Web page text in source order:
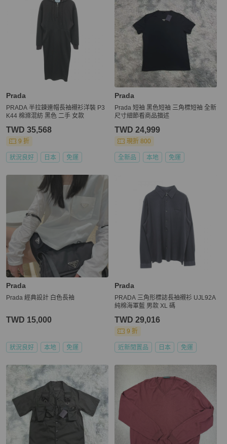
Prada
PRADA 半拉鍊連帽長袖襯衫洋裝 P3
K44 棉滌混紡 黑色 二手 女款
TWD 35,568
9 折
狀況良好 日本 免運
Prada
Prada 短袖 黑色短袖 三角標短袖 全新
尺寸細節看商品描述
TWD 24,999
現折 800
全新品 本地 免運
Prada
Prada 經典設計 白色長袖
TWD 15,000
狀況良好 本地 免運
Prada
PRADA 三角形標誌長袖襯衫 UJL92A
純棉海軍藍 男款 XL 碼
TWD 29,016
9 折
近新閒置品 日本 免運